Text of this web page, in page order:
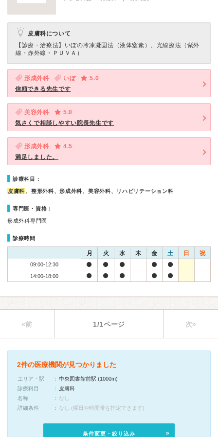
皮膚科について
【診療・治療法】 いぼの冷凍凝固法（液体窒素）、光線療法（紫外
線・赤外線・ＰＵＶＡ）
形成外科 いぼ
5.0
信頼できる先生です
美容外科
5.0
気さくで相談しやすい院長先生です
形成外科
4.5
満足しました。
診療科目：
皮膚科 、整形外科、形成外科、美容外科、リハビリテーション科
専門医・資格：
形成外科専門医
診療時間
月 火 水 木 金 土 日 祝
09:00-12:30
14:00-18:00
«前 1/1ページ 次»
2件の医療機関が見つかりました
エリア・駅
中央図書館前駅 (1000m)
診療科目
皮膚科
名称
なし
詳細条件
なし (曜日や時間帯を指定できます)
条件変更・絞り込み